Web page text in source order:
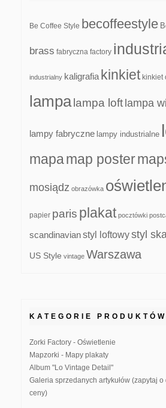
Be Coffee Style becoffeestyle
brass fabryczna factory
industrialny kaligrafia kinkiet kinkiet
lampa lampa loft lampa
lampy fabryczne lampy industrialne
mapamap poster
mosiądz obrazówka
papier paris plakat pocztówki
scandinavianstyl loftowystyl
US Style vintage Warszawa
KATEGORIE PRODUKTÓW
Zorki Factory - Oświetlenie
Mapzorki - Mapy plakaty
Album "Lo Vintage Detail"
Galeria sprzedanych artykułów (zapytaj
ceny)